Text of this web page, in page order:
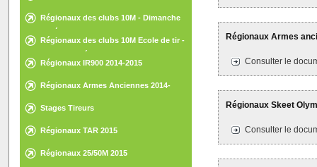
Régionaux des clubs 10M - Dimanche
15 février 2015 - St-Nazaire
Régionaux des clubs 10M Ecole de tir -
Samedi 14 février 2015 - St-Nazaire
Régionaux IR900 2014-2015
Régionaux Armes Anciennes 2014-
Stages Tireurs
Régionaux TAR 2015
Régionaux 25/50M 2015
Régionaux Armes
Consulter le
Régionaux Skeet
Consulter le